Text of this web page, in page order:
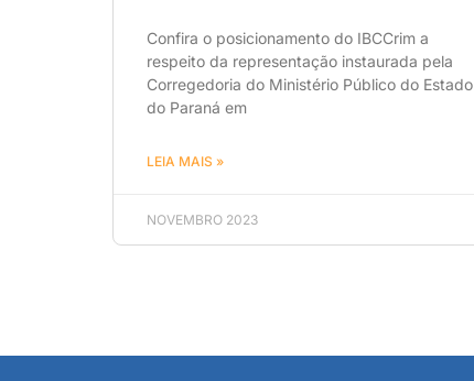
Confira o posicionamento do IBCCrim a
respeito da representação instaurada pela
Corregedoria do Ministério Público do Estado
do Paraná em
LEIA MAIS »
NOVEMBRO 2023